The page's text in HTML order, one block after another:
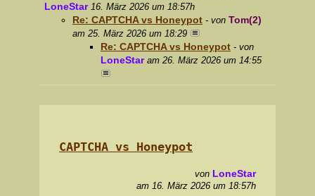
LoneStar 16. März 2026 um 18:57h
Re: CAPTCHA vs Honeypot - von Tom(2)
am 25. März 2026 um 18:29
Re: CAPTCHA vs Honeypot - von
LoneStar am 26. März 2026 um 14:55
CAPTCHA vs Honeypot
von LoneStar
am 16. März 2026 um 18:57h